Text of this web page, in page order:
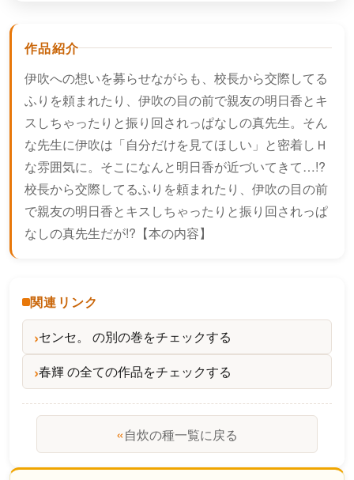
作品紹介
伊吹への想いを募らせながらも、校長から交際してる
ふりを頼まれたり、伊吹の目の前で親友の明日香とキ
スしちゃったりと振り回されっぱなしの真先生。そん
な先生に伊吹は「自分だけを見てほしい」と密着しＨ
な雰囲気に。そこになんと明日香が近づいてきて…!?
校長から交際してるふりを頼まれたり、伊吹の目の前
で親友の明日香とキスしちゃったりと振り回されっぱ
なしの真先生だが!?【本の内容】
関連リンク
センセ。 の別の巻をチェックする
春輝 の全ての作品をチェックする
«自炊の種一覧に戻る